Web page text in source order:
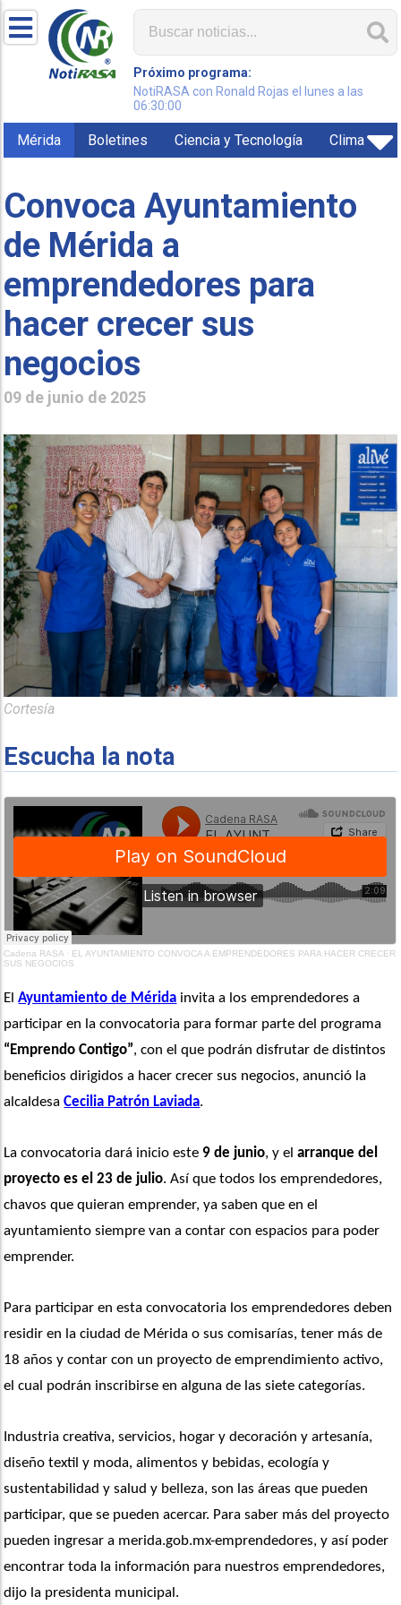
Próximo programa:
NotiRASA con Ronald Rojas el lunes a las
06:30:00
Mérida Boletines Ciencia y Tecnología Clima
Convoca Ayuntamiento
de Mérida a
emprendedores para
hacer crecer sus
negocios
09 de junio de 2025
Cortesía
Escucha la nota
Cadena RASA · EL AYUNTAMIENTO CONVOCA A EMPRENDEDORES PARA HACER CRECER
SUS NEGOCIOS
El Ayuntamiento de Mérida invita a los emprendedores a
“Emprendo Contigo”, con el que podrán disfrutar de distintos
beneficios dirigidos a hacer crecer sus negocios, anunció la
alcaldesa Cecilia Patrón Laviada.
La convocatoria dará inicio este 9 de junio, y el arranque del
proyecto es el 23 de julio. Así que todos los emprendedores,
chavos que quieran emprender, ya saben que en el
ayuntamiento siempre van a contar con espacios para poder
emprender.
Para participar en esta convocatoria los emprendedores deben
residir en la ciudad de Mérida o sus comisarías, tener más de
18 años y contar con un proyecto de emprendimiento activo,
el cual podrán inscribirse en alguna de las siete categorías.
Industria creativa, servicios, hogar y decoración y artesanía,
diseño textil y moda, alimentos y bebidas, ecología y
sustentabilidad y salud y belleza, son las áreas que pueden
participar, que se pueden acercar. Para saber más del proyecto
pueden ingresar a merida.gob.mx-emprendedores, y así poder
encontrar toda la información para nuestros emprendedores,
dijo la presidenta municipal.